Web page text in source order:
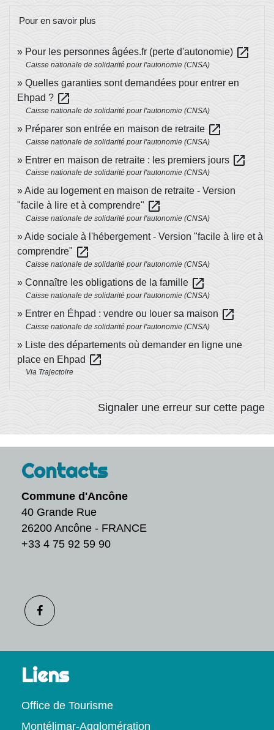
Pour en savoir plus
Pour les personnes âgées.fr (perte d'autonomie) open_in_new
Caisse nationale de solidarité pour l'autonomie (CNSA)
Quelles garanties sont demandées pour entrer en
Ehpad ? open_in_new
Caisse nationale de solidarité pour l'autonomie (CNSA)
Préparer son entrée en maison de retraite open_in_new
Caisse nationale de solidarité pour l'autonomie (CNSA)
Entrer en maison de retraite : les premiers jours open_in_new
Caisse nationale de solidarité pour l'autonomie (CNSA)
Aide au logement en maison de retraite - Version
"facile à lire et à comprendre" open_in_new
Caisse nationale de solidarité pour l'autonomie (CNSA)
Aide sociale à l'hébergement - Version "facile à lire et à
comprendre" open_in_new
Caisse nationale de solidarité pour l'autonomie (CNSA)
Connaître les obligations de la famille open_in_new
Caisse nationale de solidarité pour l'autonomie (CNSA)
Entrer en Éhpad : vendre ou louer sa maison open_in_new
Caisse nationale de solidarité pour l'autonomie (CNSA)
Liste des départements où demander en ligne une
place en Ehpad open_in_new
Via Trajectoire
Signaler une erreur sur cette page
Contacts
Commune d'Ancône
40 Grande Rue
26200 Ancône - FRANCE
+33 4 75 92 59 90
Liens
Office de Tourisme
Montélimar-Agglomération